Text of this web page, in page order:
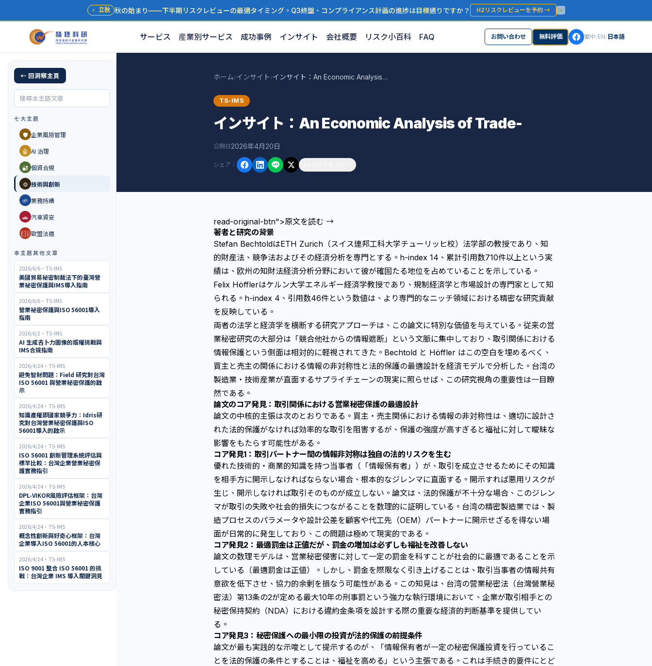
⚡ 立秋 秋の始まり——下半期リスクレビューの最適タイミング。Q3終盤、コンプライアンス計画の進捗は目標通りですか？ H2リスクレビューを予約→
サービス 産業別サービス 成功事例 インサイト 会社概要 リスク小百科 FAQ お問い合わせ 無料評価 繁中/EN/ 日本語
← 回洞察主頁
七大主題
🛡️ 企業風險管理
🤖 AI 治理
🔐 個資合規
⚙️ 技術與創新
🌱 業務持續
🚗 汽車資安
🇪🇺歐盟法遵
本主題其他文章
2026/6/6 ・ TS-IMS
美國貿易祕密制裁法下的臺灣營
業祕密保護與IMS導入指南
2026/6/6 ・ TS-IMS
營業祕密保護與ISO 56001導入
指南
2026/6/2 ・ TS-IMS
AI 生成吉卜力圖像的版權挑戰與
IMS合規指南
2026/4/24 ・ TS-IMS
避免智財問題：Field 研究對台灣
ISO 56001 與營業秘密保護的啟
示
2026/4/24 ・ TS-IMS
知識產權即國家競爭力：Idris研
究對台灣營業秘密保護與ISO
56001導入的啟示
2026/4/24 ・ TS-IMS
ISO 56001 創新管理系統評估與
標竿比較：台灣企業營業秘密保
護實務指引
2026/4/24 ・ TS-IMS
DPL-VIKOR風險評估框架：台灣
企業ISO 56001與營業秘密保護
實務指引
2026/4/24 ・ TS-IMS
概念性創新與好奇心框架：台灣
企業導入ISO 56001的人本核心
2026/4/24 ・ TS-IMS
ISO 9001 整合 ISO 56001 的挑
戰：台灣企業 IMS 導入關鍵洞見
ホーム›インサイト› インサイト：An Economic Analysis of Trade-
TS-IMS
インサイト：An Economic Analysis of Trade-
公開日 2026年4月20日
シェア ：
read-original-btn">原文を読む →
著者と研究の背景
Stefan BechtoldはETH Zurich（スイス連邦工科大学チューリッヒ校）法学部の教授であり、知
的財産法、競争法およびその経済分析を専門とする。h-index 14、累計引用数710件以上という実
績は、欧州の知財法経済分析分野において彼が確固たる地位を占めていることを示している。
Felix Höfflerはケルン大学エネルギー経済学教授であり、規制経済学と市場設計の専門家として知
られる。h-index 4、引用数46件という数値は、より専門的なニッチ領域における精密な研究貢献
を反映している。
両者の法学と経済学を横断する研究アプローチは、この論文に特別な価値を与えている。従来の営
業秘密研究の大部分は「競合他社からの情報遮断」という文脈に集中しており、取引関係における
情報保護という側面は相対的に軽視されてきた。Bechtold と Höffler はこの空白を埋めるべく、
買主と売主の関係における情報の非対称性と法的保護の最適設計を経済モデルで分析した。台湾の
製造業・技術産業が直面するサプライチェーンの現実に照らせば、この研究視角の重要性は一目瞭
然である。
論文のコア発見：取引関係における営業秘密保護の最適設計
論文の中核的主張は次のとおりである。買主・売主関係における情報の非対称性は、適切に設計さ
れた法的保護がなければ効率的な取引を阻害するが、保護の強度が高すぎると福祉に対して曖昧な
影響をもたらす可能性がある。
コア発見1：取引パートナー間の情報非対称は独自の法的リスクを生む
優れた技術的・商業的知識を持つ当事者（「情報保有者」）が、取引を成立させるためにその知識
を相手方に開示しなければならない場合、根本的なジレンマに直面する。開示すれば悪用リスクが
生じ、開示しなければ取引そのものが成立しない。論文は、法的保護が不十分な場合、このジレン
マが取引の失敗や社会的損失につながることを数理的に証明している。台湾の精密製造業では、製
造プロセスのパラメータや設計公差を顧客や代工先（OEM）パートナーに開示せざるを得ない場
面が日常的に発生しており、この問題は極めて現実的である。
コア発見2：最適罰金は正値だが、罰金の増加は必ずしも福祉を改善しない
論文の数理モデルは、営業秘密侵害に対して一定の罰金を科すことが社会的に最適であることを示
している（最適罰金は正値）。しかし、罰金を際限なく引き上げることは、取引当事者の情報共有
意欲を低下させ、協力的余剰を損なう可能性がある。この知見は、台湾の营業秘密法（台灣營業秘
密法）第13条の2が定める最大10年の刑事罰という強力な執行環境において、企業が取引相手との
秘密保持契約（NDA）における違約金条項を設計する際の重要な経済的判断基準を提供してい
る。
コア発見3：秘密保護への最小限の投資が法的保護の前提条件
論文が最も実践的な示唆として提示するのが、「情報保有者が一定の秘密保護投資を行っているこ
とを法的保護の条件とすることは、福祉を高める」という主張である。これは手続き的要件にとど